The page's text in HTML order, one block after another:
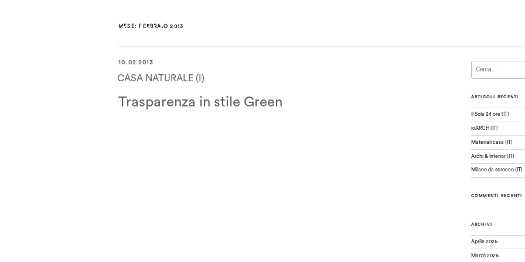
MESE: FEBBRAIO 2013
10.02.2013
CASA NATURALE (I)
Trasparenza in stile Green ARTICOLI RECENTI
Il Sole 24 ore (IT)
ioARCH (IT)
Materiali casa (IT)
Archi & Interior (IT)
Milano da scrocco (IT)
COMMENTI RECENTI
ARCHIVI
Aprile 2026
Marzo 2026